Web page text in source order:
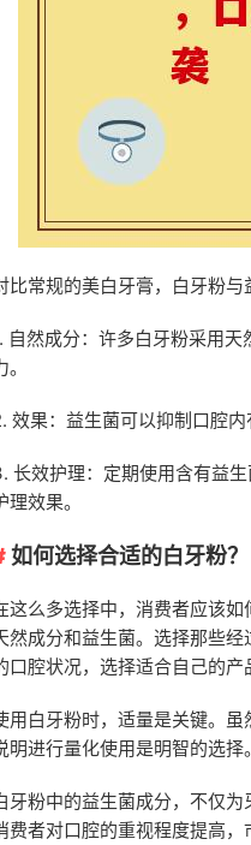
比常规的美白牙膏，白牙粉与
自然成分：许多白牙粉采用
。
效果：益生菌可以抑制口腔
长效护理：定期使用含有益
理效果。
如何选择合适的白牙粉？
这么多选择中，消费者应该
然成分和益生菌。选择那些
口腔状况，选择适合自己的产
用白牙粉时，适量是关键。
明进行量化使用是明智的选择。
牙粉中的益生菌成分，不仅
费者对口腔的重视程度提高